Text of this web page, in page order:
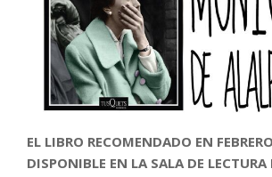
EL LIBRO RECOMENDADO EN
DISPONIBLE EN LA SALA DE LECTURA